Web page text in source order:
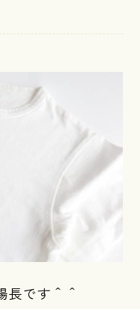
長です＾＾